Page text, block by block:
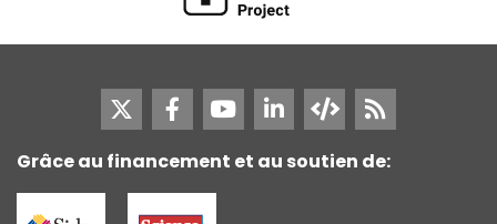
Grâce au financement et au soutien de: